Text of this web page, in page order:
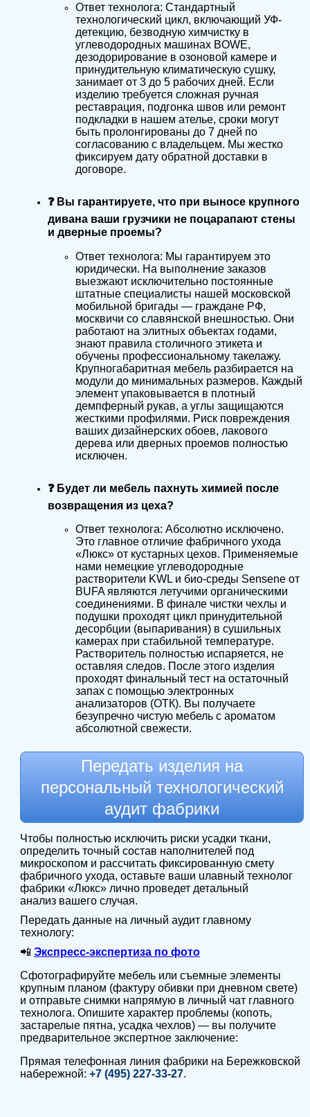
Ответ технолога: Стандартный
технологический цикл, включающий УФ-
детекцию, безводную химчистку в
углеводородных машинах BOWE,
дезодорирование в озоновой камере и
принудительную климатическую сушку,
занимает от 3 до 5 рабочих дней. Если
изделию требуется сложная ручная
реставрация, подгонка швов или ремонт
подкладки в нашем ателье, сроки могут
быть пролонгированы до 7 дней по
согласованию с владельцем. Мы жестко
фиксируем дату обратной доставки в
договоре.
❓ Вы гарантируете, что при выносе крупного
дивана ваши грузчики не поцарапают стены
и дверные проемы?
Ответ технолога: Мы гарантируем это
юридически. На выполнение заказов
выезжают исключительно постоянные
штатные специалисты нашей московской
мобильной бригады — граждане РФ,
москвичи со славянской внешностью. Они
работают на элитных объектах годами,
знают правила столичного этикета и
обучены профессиональному такелажу.
Крупногабаритная мебель разбирается на
модули до минимальных размеров. Каждый
элемент упаковывается в плотный
демпферный рукав, а углы защищаются
жесткими профилями. Риск повреждения
ваших дизайнерских обоев, лакового
дерева или дверных проемов полностью
исключен.
❓ Будет ли мебель пахнуть химией после
возвращения из цеха?
Ответ технолога: Абсолютно исключено.
Это главное отличие фабричного ухода
«Люкс» от кустарных цехов. Применяемые
нами немецкие углеводородные
растворители KWL и био-среды Sensene от
BUFA являются летучими органическими
соединениями. В финале чистки чехлы и
подушки проходят цикл принудительной
десорбции (выпаривания) в сушильных
камерах при стабильной температуре.
Растворитель полностью испаряется, не
оставляя следов. После этого изделия
проходят финальный тест на остаточный
запах с помощью электронных
анализаторов (ОТК). Вы получаете
безупречно чистую мебель с ароматом
абсолютной свежести.
Передать изделия на
персональный технологический
аудит фабрики
Чтобы полностью исключить риски усадки ткани,
определить точный состав наполнителей под
микроскопом и рассчитать фиксированную смету
фабричного ухода, оставьте ваши uлавный технолог
фабрики «Люкс» лично проведет детальный
анализ вашего случая.
Передать данные на личный аудит главному
технологу:
📲 Экспресс-экспертиза по фото
Сфотографируйте мебель или съемные элементы
крупным планом (фактуру обивки при дневном свете)
и отправьте снимки напрямую в личный чат главного
технолога. Опишите характер проблемы (копоть,
застарелые пятна, усадка чехлов) — вы получите
предварительное экспертное заключение:
Прямая телефонная линия фабрики на Бережковской
набережной: +7 (495) 227-33-27.